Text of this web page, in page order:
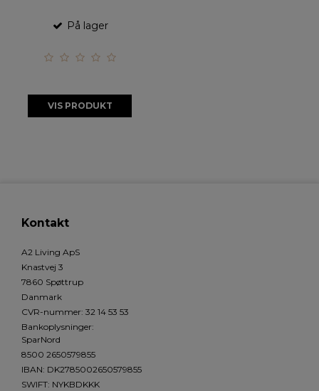
På lager
VIS PRODUKT
Kontakt
A2 Living ApS
Knastvej 3
7860 Spøttrup
Danmark
CVR-nummer: 32 14 53 53
Bankoplysninger:
SparNord
8500 2650579855
IBAN: DK2785002650579855
SWIFT: NYKBDKKK